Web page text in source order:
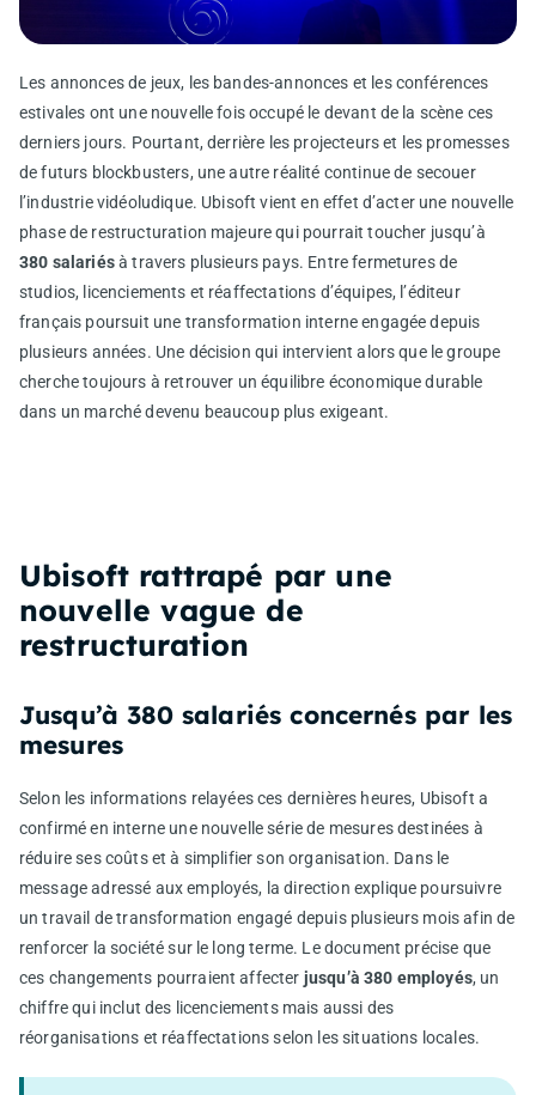
Les annonces de jeux, les bandes-annonces et les conférences
estivales ont une nouvelle fois occupé le devant de la scène ces
derniers jours. Pourtant, derrière les projecteurs et les promesses
de futurs blockbusters, une autre réalité continue de secouer
l’industrie vidéoludique. Ubisoft vient en effet d’acter une nouvelle
phase de restructuration majeure qui pourrait toucher jusqu’à
380 salariésà travers plusieurs pays. Entre fermetures de
studios, licenciements et réaffectations d’équipes, l’éditeur
français poursuit une transformation interne engagée depuis
plusieurs années. Une décision qui intervient alors que le groupe
cherche toujours à retrouver un équilibre économique durable
dans un marché devenu beaucoup plus exigeant.
Ubisoft rattrapé par une
nouvelle vague de
restructuration
Jusqu’à 380 salariés concernés par les
mesures
Selon les informations relayées ces dernières heures, Ubisoft a
confirmé en interne une nouvelle série de mesures destinées à
réduire ses coûts et à simplifier son organisation. Dans le
message adressé aux employés, la direction explique poursuivre
un travail de transformation engagé depuis plusieurs mois afin de
renforcer la société sur le long terme. Le document précise que
ces changements pourraient affecter jusqu’à 380 employés, un
chiffre qui inclut des licenciements mais aussi des
réorganisations et réaffectations selon les situations locales.